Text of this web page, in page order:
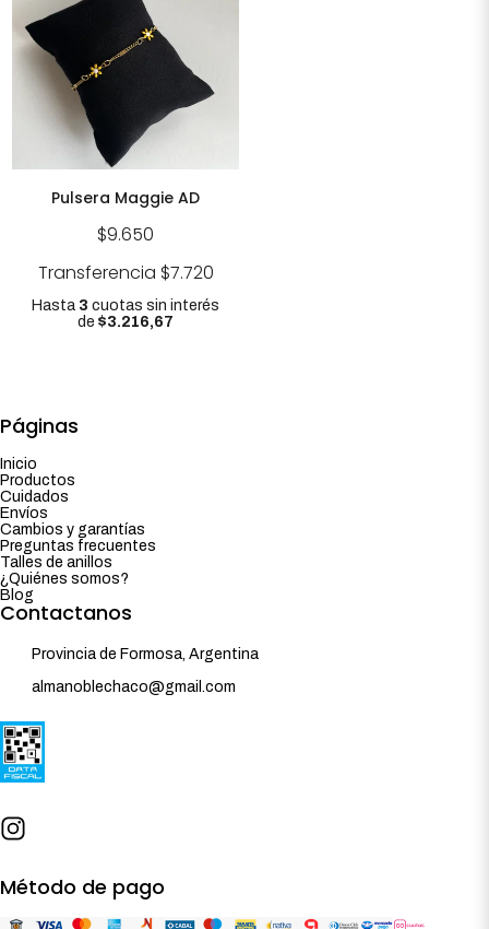
Pulsera Maggie AD
$9.650
Transferencia $7.720
Hasta 3 cuotas sin interés
de$3.216,67
Páginas
Inicio
Productos
Cuidados
Envíos
Cambios y garantías
Preguntas frecuentes
Talles de anillos
¿Quiénes somos?
Blog
Contactanos
Provincia de Formosa, Argentina
almanoblechaco@gmail.com
Método de pago